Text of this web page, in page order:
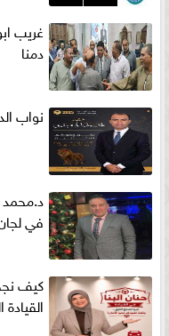
غريب
دمنا
نواب
د.محمد
في
كيف